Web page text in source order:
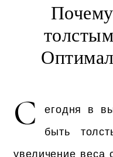
С
егодня в
быть
увеличение веса